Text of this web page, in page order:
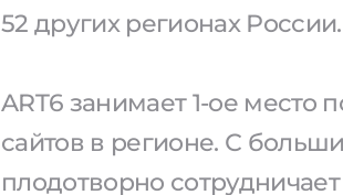
52 других регионах России.
ART6 занимает 1-ое
сайтов в регионе. С
плодотворно